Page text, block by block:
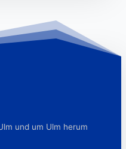
und um Ulm herum